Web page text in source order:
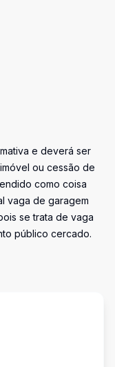
e deverá ser
ou cessão de
como coisa
vaga de garagem
se trata de vaga
público cercado.